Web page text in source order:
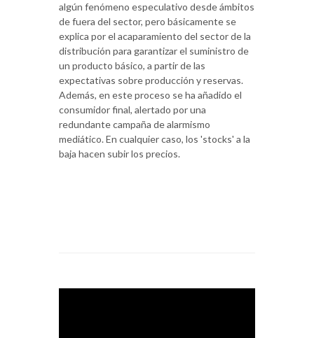
algún fenómeno especulativo desde ámbitos
de fuera del sector, pero básicamente se
explica por el acaparamiento del sector de la
distribución para garantizar el suministro de
un producto básico, a partir de las
expectativas sobre producción y reservas.
Además, en este proceso se ha añadido el
consumidor final, alertado por una
redundante campaña de alarmismo
mediático. En cualquier caso, los 'stocks' a la
baja hacen subir los precios.